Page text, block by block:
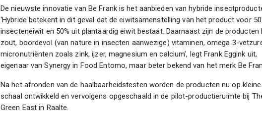
De nieuwste innovatie van Be Frank is het aanbieden van hybride
‘Hybride betekent in dit geval dat de eiwitsamenstelling van het product voor
insecteneiwit en 50% uit plantaardig eiwit bestaat. Daarnaast zijn de producten
zout, boordevol (van nature in insecten aanwezige) vitaminen, omega 3-
micronutriënten zoals zink, ijzer, magnesium en calcium’, legt Frank Eggink uit,
eigenaar van Synergy in Food Entomo, maar beter bekend van het merk Be
Na het afronden van de haalbaarheidstesten worden de producten nu op kleine
schaal ontwikkeld en vervolgens opgeschaald in de pilot-productieruimte bij
Green East in Raalte.